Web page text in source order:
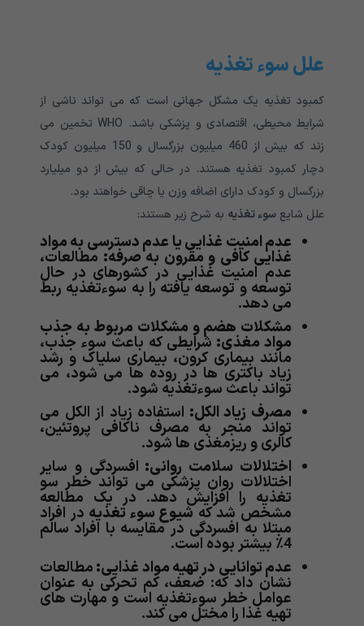
علل سوء تغذیه
کمبود تغذیه یک مشکل جهانی است که می تواند ناشی از
شرایط محیطی، اقتصادی و پزشکی باشد. WHO تخمین می
زند که بیش از 460 میلیون بزرگسال و 150 میلیون کودک
دچار کمبود تغذیه هستند. در حالی که بیش از دو میلیارد
بزرگسال و کودک دارای اضافه وزن یا چاقی خواهند بود.
علل شایع سوء تغذیه به شرح زیر هستند:
عدم امنیت غذایی یا عدم دسترسی به مواد
غذایی کافی و مقرون به صرفه: مطالعات،
عدم امنیت غذایی در کشورهای در حال
توسعه و توسعه یافته را به سوءتغذیه ربط
می دهد.
مشکلات هضم و مشکلات مربوط به جذب
مواد مغذی: شرایطی که باعث سوء جذب،
مانند بیماری کرون، بیماری سلیاک و رشد
زیاد باکتری ها در روده ها می شود، می
تواند باعث سوءتغذیه شود.
مصرف زیاد الکل: استفاده زیاد از الکل می
تواند منجر به مصرف ناکافی پروتئین،
کالری و ریزمغذی ها شود.
اختلالات سلامت روانی: افسردگی و سایر
اختلالات روان پزشکی می تواند خطر سو
تغذیه را افزایش دهد. در یک مطالعه
مشخص شد که شیوع سوء تغذیه در افراد
مبتلا به افسردگی در مقایسه با افراد سالم
4٪ بیشتر بوده است.
عدم توانایی در تهیه مواد غذایی:مطالعات
نشان داد که: ضعف، کم تحرکی به عنوان
عوامل خطر سوءتغذیه است و مهارت های
تهیه غذا را مختل می کند.